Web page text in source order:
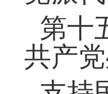
中共
据统
党派